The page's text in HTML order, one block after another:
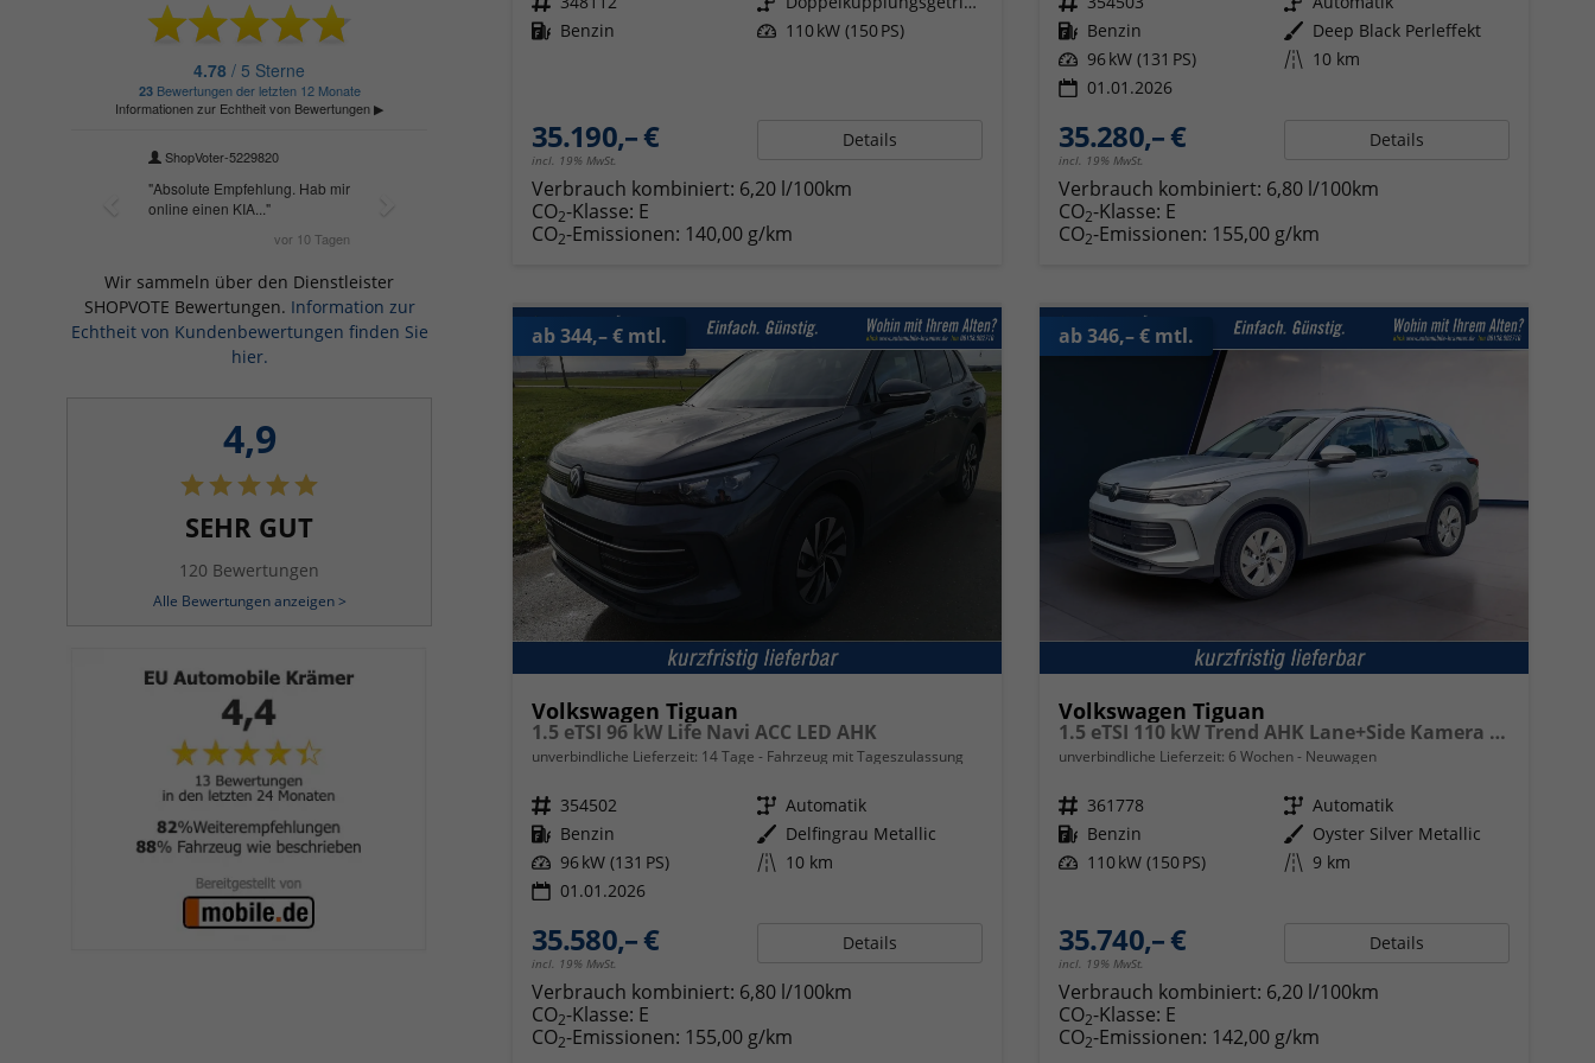
Kraftstoff Benzin Leistung 110 kW (150 PS)
35.190,– €
incl. 19% MwSt.
Details
Verbrauch kombiniert: 6,20 l/100km
CO2-Klasse: E
CO2-Emissionen: 140,00 g/km
Kraftstoff Benzin Außenfarbe Deep Black Perleffekt
Leistung 96 kW (131 PS) Kilometerstand 10 km
01.01.2026
35.280,– €
incl. 19% MwSt.
Details
Verbrauch kombiniert: 6,80 l/100km
CO2-Klasse: E
CO2-Emissionen: 155,00 g/km
ab 344,– € mtl.
Volkswagen Tiguan
1.5 eTSI 96 kW Life Navi ACC LED AHK
unverbindliche Lieferzeit: 14 Tage Fahrzeug mit Tageszulassung
Fahrzeugnr. 354502 Getriebe Automatik
Kraftstoff Benzin Außenfarbe Delfingrau Metallic
Leistung 96 kW (131 PS) Kilometerstand 10 km
01.01.2026
35.580,– €
incl. 19% MwSt.
Details
Verbrauch kombiniert: 6,80 l/100km
CO2-Klasse: E
CO2-Emissionen: 155,00 g/km
ab 346,– € mtl.
Volkswagen Tiguan
1.5 eTSI 110 kW Trend AHK Lane+Side Kamera VZE
unverbindliche Lieferzeit: 6 Wochen Neuwagen
Fahrzeugnr. 361778 Getriebe Automatik
Kraftstoff Benzin Außenfarbe Oyster Silver Metallic
Leistung 110 kW (150 PS) Kilometerstand 9 km
35.740,– €
incl. 19% MwSt.
Details
Verbrauch kombiniert: 6,20 l/100km
CO2-Klasse: E
CO2-Emissionen: 142,00 g/km
Wir sammeln über den Dienstleister
SHOPVOTE Bewertungen. Information zur
Echtheit von Kundenbewertungen finden Sie
hier.
4,9
SEHR GUT
120 Bewertungen
Alle Bewertungen anzeigen >